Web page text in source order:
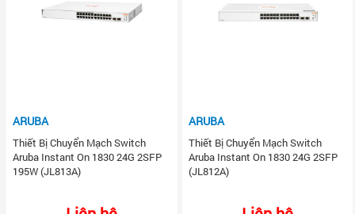
ARUBA
Thiết Bị Chuyển Mạch Switch
Aruba Instant On 1830 24G 2SFP
195W (JL813A)
ARUBA
Thiết Bị Chuyển Mạch Switch
Aruba Instant On 1830 24G 2SFP
(JL812A)